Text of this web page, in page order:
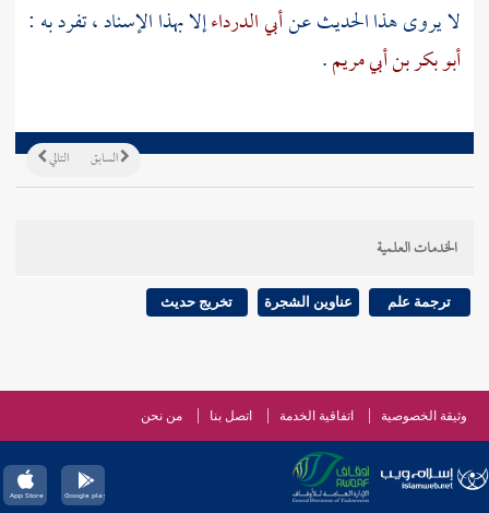
لا يروى هذا الحديث عنأبي الدرداءإلا بهذا الإسناد ، تفرد به :
أبو بكر بن أبي مريم.
التالي السابق
الخدمات العلمية
ترجمة علم عناوين الشجرة تخريج حديث
وثيقة الخصوصية اتفاقية الخدمة اتصل بنا من نحن